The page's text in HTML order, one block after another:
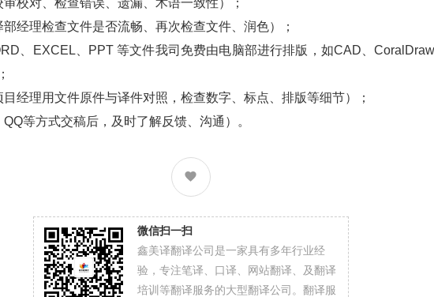
校对、检查错误、遗漏、术语一致性）；
经理检查文件是否流畅、再次检查文件、润色）；
、EXCEL、PPT 等文件我司免费由电脑部进行排版，如CAD、
经理用文件原件与译件对照，检查数字、标点、排版等细节）；
等方式交稿后，及时了解反馈、沟通）。
微信扫一扫
鑫美译翻译公司是一家具有多年行业经
验，专注笔译、口译、网站翻译、及翻译
培训等翻译服务的大型翻译公司。翻译服